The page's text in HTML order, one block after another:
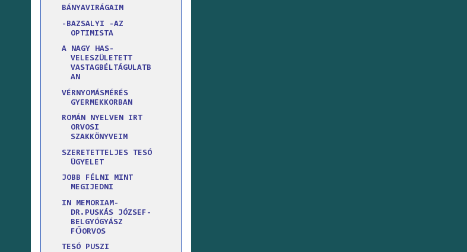
BÁNYAVIRÁGAIM
-BAZSALYI -AZ
OPTIMISTA
A NAGY HAS-
VELESZÜLETETT
VASTAGBÉLTÁGULATB
AN
VÉRNYOMÁSMÉRÉS
GYERMEKKORBAN
ROMÁN NYELVEN IRT
ORVOSI
SZAKKÖNYVEIM
SZERETETTELJES TESÓ
ÜGYELET
JOBB FÉLNI MINT
MEGIJEDNI
IN MEMORIAM-
DR.PUSKÁS JÓZSEF-
BELGYÓGYÁSZ
FŐORVOS
TESÓ PUSZI